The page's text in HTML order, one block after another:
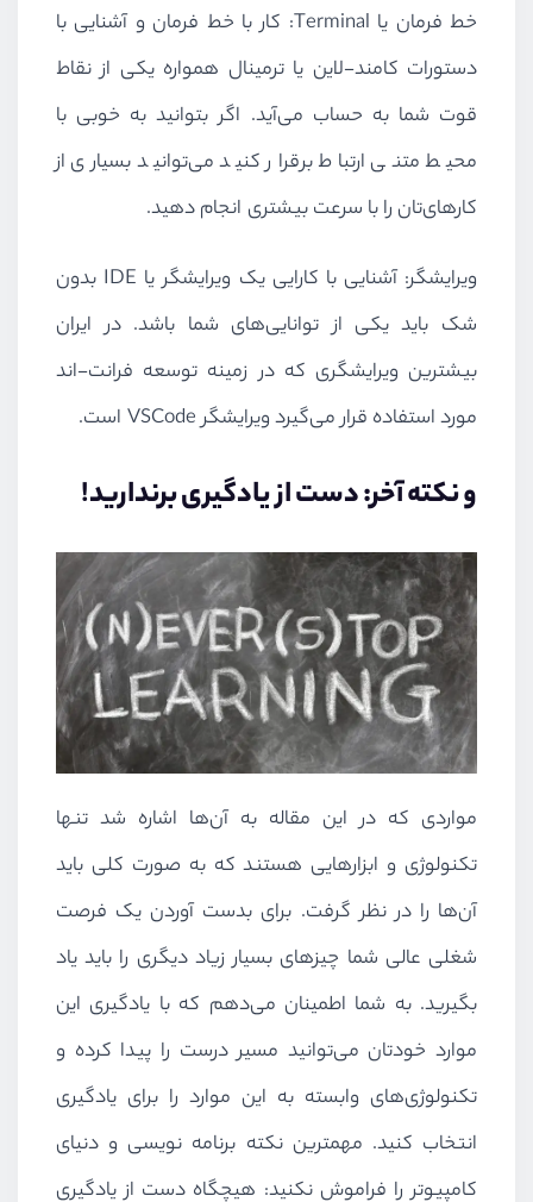
خط فرمان یا Terminal: کار با خط فرمان و آشنایی با
دستورات کامند-لاین یا ترمینال همواره یکی از نقاط
قوت شما به حساب می‌آید. اگر بتوانید به خوبی با
محیط متنی ارتباط برقرار کنید می‌توانید بسیاری از
کارهای‌تان را با سرعت بیشتری انجام دهید.
ویرایشگر: آشنایی با کارایی یک ویرایشگر یا IDE بدون
شک باید یکی از توانایی‌های شما باشد. در ایران
بیشترین ویرایشگری که در زمینه توسعه فرانت-اند
مورد استفاده قرار می‌گیرد ویرایشگرVSCode است.
و نکته آخر: دست از یادگیری برندارید!
مواردی که در این مقاله به آن‌ها اشاره شد تنها
تکنولوژی و ابزارهایی هستند که به صورت کلی باید
آن‌ها را در نظر گرفت. برای بدست آوردن یک فرصت
شغلی عالی شما چیزهای بسیار زیاد دیگری را باید یاد
بگیرید. به شما اطمینان می‌دهم که با یادگیری این
موارد خودتان می‌توانید مسیر درست را پیدا کرده و
تکنولوژی‌های وابسته به این موارد را برای یادگیری
انتخاب کنید. مهمترین نکته برنامه نویسی و دنیای
کامپیوتر را فراموش نکنید: هیچگاه دست از یادگیری